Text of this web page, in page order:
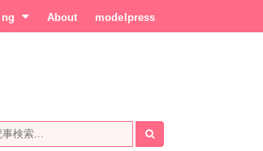
About modelpress